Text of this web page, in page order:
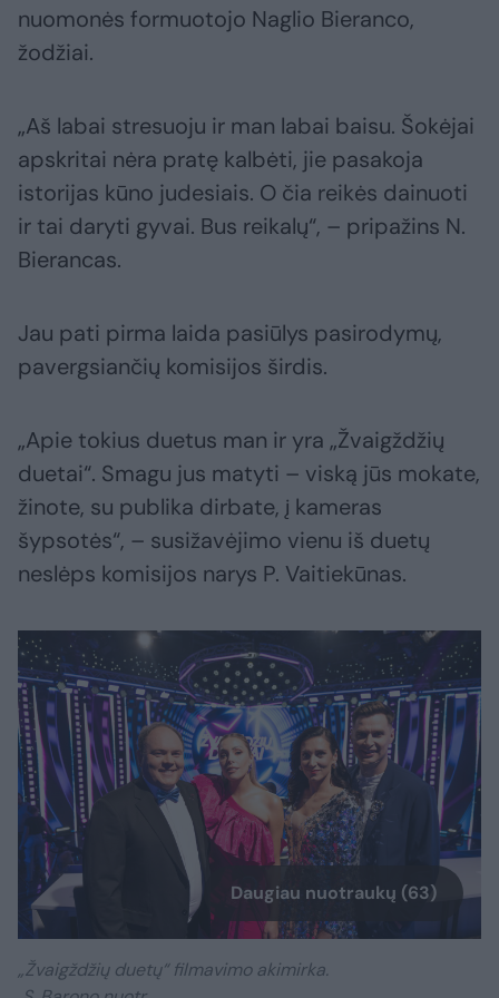
nuomonės formuotojo Naglio Bieranco,
žodžiai.
„Aš labai stresuoju ir man labai baisu. Šokėjai
apskritai nėra pratę kalbėti, jie pasakoja
istorijas kūno judesiais. O čia reikės dainuoti
ir tai daryti gyvai. Bus reikalų“, – pripažins N.
Bierancas.
Jau pati pirma laida pasiūlys pasirodymų,
pavergsiančių komisijos širdis.
„Apie tokius duetus man ir yra „Žvaigždžių
duetai“. Smagu jus matyti – viską jūs mokate,
žinote, su publika dirbate, į kameras
šypsotės“, – susižavėjimo vienu iš duetų
neslėps komisijos narys P. Vaitiekūnas.
Daugiau nuotraukų (63)
„Žvaigždžių duetų“ filmavimo akimirka.